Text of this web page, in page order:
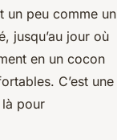
un peu comme un
jusqu’au jour où
en un cocon
C’est une
pour